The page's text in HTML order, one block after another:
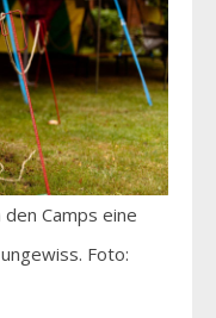
Camps eine
Foto: